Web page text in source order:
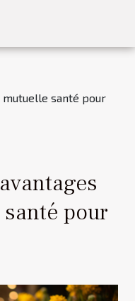
mutuelle santé pour
pour